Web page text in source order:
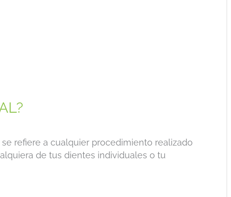
refiere a cualquier procedimiento realizado
de tus dientes individuales o tu